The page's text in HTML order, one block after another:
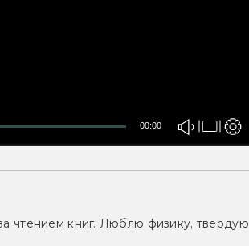
00:00
чтением книг. Люблю физику, твердую